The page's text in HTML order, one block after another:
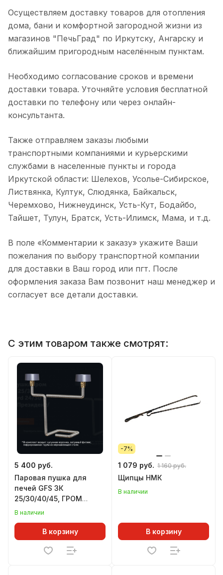
Осуществляем доставку товаров для отопления
дома, бани и комфортной загородной жизни из
магазинов "ПечьГрад" по Иркутску, Ангарску и
ближайшим пригородным населённым пунктам.
Необходимо согласование сроков и времени
доставки товара. Уточняйте условия бесплатной
доставки по телефону или через онлайн-
консультанта.
Также отправляем заказы любыми
транспортными компаниями и курьерскими
службами в населенные пункты и города
Иркутской области: Шелехов, Усолье-Сибирское,
Листвянка, Култук, Слюдянка, Байкальск,
Черемхово, Нижнеудинск, Усть-Кут, Бодайбо,
Тайшет, Тулун, Братск, Усть-Илимск, Мама, и т.д.
В поле «Комментарии к заказу» укажите Ваши
пожелания по выбору транспортной компании
для доставки в Ваш город или пгт. После
оформления заказа Вам позвонит наш менеджер и
согласует все детали доставки.
С этим товаром также смотрят:
5 400 руб.
Паровая пушка для
печей GFS ЗК
25/30/40/45, ГРОМ
30/40/50/80, комплект
В наличии
В корзину
-7%
1 079 руб. 1 160 руб.
Щипцы НМК
В наличии
В корзину